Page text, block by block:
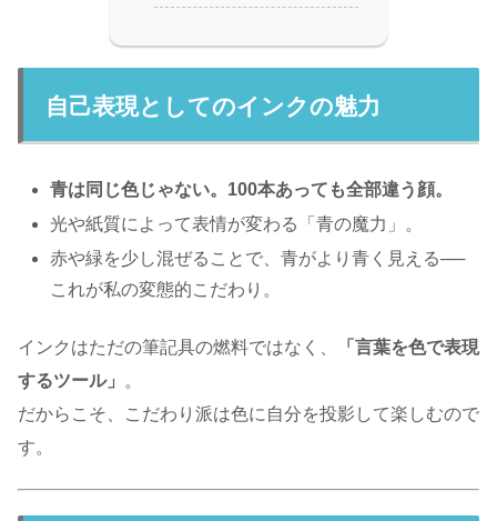
自己表現としてのインクの魅力
青は同じ色じゃない。100本あっても全部違う顔。
光や紙質によって表情が変わる「青の魔力」。
赤や緑を少し混ぜることで、青がより青く見える──
これが私の変態的こだわり。
インクはただの筆記具の燃料ではなく、
「言葉を色で表現
するツール」
。
だからこそ、こだわり派は色に自分を投影して楽しむので
す。